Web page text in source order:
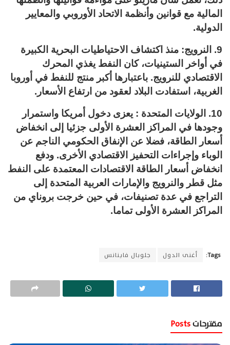
المالية مع قوانين وأنظمة الاتحاد الأوروبي والمعايير
الدولية.
9. النرويج: منذ اكتشاف الاحتياطيات البحرية الكبيرة
في أواخر الستينيات، كان النفط يغذي المحرك
الاقتصادي للنرويج. باعتبارها أكبر منتج للنفط في أوروبا
الغربية، استفادت البلاد لعقود من ارتفاع الأسعار.
10. الولايات المتحدة : يعزى دخول أمريكا واستمرار
وجودها في المراكز العشرة الأولى جزئيا إلى انخفاض
أسعار الطاقة، فضلا عن الإنفاق الحكومي الناجم عن
الوباء وإجراءات التحفيز الاقتصادي الأخرى. ودفع
انخفاض أسعار الطاقة الاقتصادات المعتمدة على النفط
مثل قطر والنرويج والإمارات العربية المتحدة إلى
التراجع في عدة تصنيفات، في حين خرجت بروناي من
المراكز العشرة الأولى تماما.
Tags: أغنى الدول جلوبال فاينانس
مقترحات